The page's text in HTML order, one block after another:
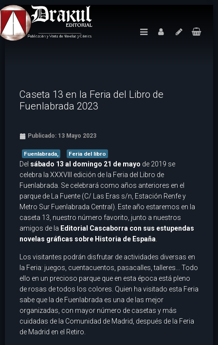
Caseta 13 en la Feria del Libro de
Fuenlabrada 2023
Publicado: 13 Mayo 2023
Fuenlabrada, Feria del libro
Del sábado 13 al domingo 21 de mayo de 2019 se
celebra la XXXVIII edición de la Feria del Libro de
Fuenlabrada. Se celebrará como años anteriores en el
parque de La Fuente (C/ Las Eras s/n, Estación Renfe y
Metro Sur Fuenlabrada Central). Este año estaremos en la
caseta 13, nuestro número favorito, junto a nuestros
amigos de la Editorial Cascaborra con sus estupendas
novelas gráficas sobre Historia de España
Los visitantes podrán disfrutar de actividades diversas en
la Feria: juegos, cuentacuentos, pasacalles, talleres... Todo
ello en un precioso parque que en esta época está pleno
de rosas de todos los colores. Quien ha visitado esta Feria
sabe que la de Fuenlabrada es una de las mejor
organizadas, con mayor número de casetas y más
cuidadas de la Comunidad de Madrid, después de la Feria
de Madrid en el Retiro.